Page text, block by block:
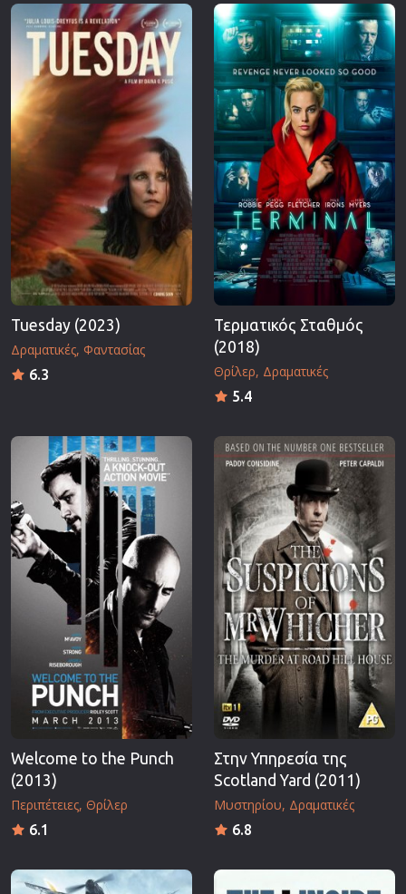
Επιστημονικής Φαντασίας
Εποχής
Ευρωπαικός Κινηματογράφος
Θρησκευτικές
Θρίλερ
Ιστορικές
Καταστροφής
Κλασσικές
Tuesday (2023)
Δραματικές Φαντασίας
6.3
Τερματικός Σταθμός
(2018)
Θρίλερ Δραματικές
5.4
Welcome to the Punch
(2013)
Περιπέτειες Θρίλερ
6.1
Στην Υπηρεσία της
Scotland Yard (2011)
Μυστηρίου Δραματικές
6.8